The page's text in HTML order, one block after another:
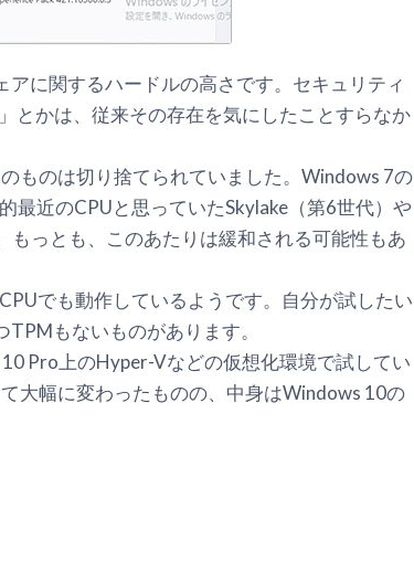
に関するハードルの高さです。セキュリティ
かは、従来その存在を気にしたことすらなか
ものは切り捨てられていました。Windows 7の
最近のCPUと思っていたSkylake（第6世代）や
もっとも、このあたりは緩和される可能性もあ
でも動作しているようです。自分が試したい
もないものがあります。
Pro上のHyper-Vなどの仮想化環境で試してい
大幅に変わったものの、中身はWindows 10の